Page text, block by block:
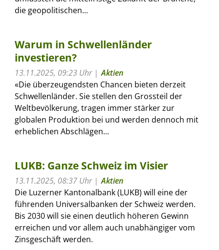
die geopolitischen...
Warum in Schwellenländer
investieren?
13.11.2025, 09:23 Uhr
Aktien
«Die überzeugendsten Chancen bieten derzeit
Schwellenländer. Sie stellen den Grossteil der
Weltbevölkerung, tragen immer stärker zur
globalen Produktion bei und werden dennoch mit
erheblichen Abschlägen...
LUKB: Ganze Schweiz im Visier
13.11.2025, 08:37 Uhr
Aktien
Die Luzerner Kantonalbank (LUKB) will eine der
führenden Universalbanken der Schweiz werden.
Bis 2030 will sie einen deutlich höheren Gewinn
erreichen und vor allem auch unabhängiger vom
Zinsgeschäft werden.